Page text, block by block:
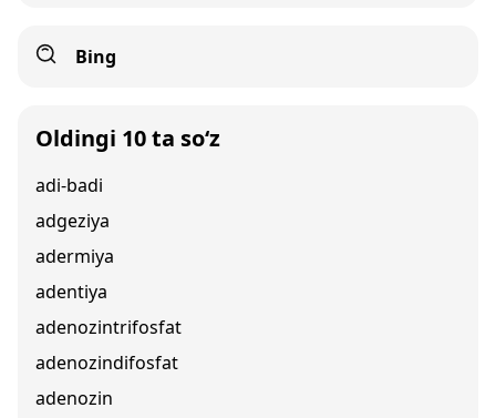
Bing
Oldingi 10 ta so‘z
adi-badi
adgeziya
adermiya
adentiya
adenozintrifosfat
adenozindifosfat
adenozin